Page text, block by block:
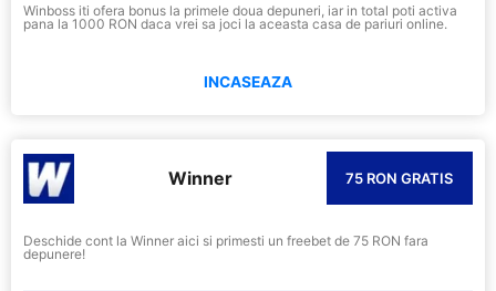
Winboss iti ofera bonus la primele doua depuneri, iar in total poti activa
pana la 1000 RON daca vrei sa joci la aceasta casa de pariuri online.
INCASEAZA
Winner 75 RON GRATIS
Deschide cont la Winner aici si primesti un freebet de 75 RON fara
depunere!